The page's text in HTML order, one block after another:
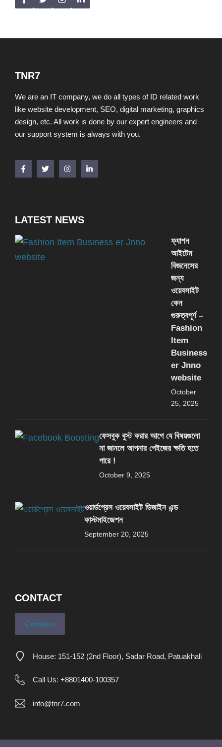
TNR7
We are an IT company, we do all types of ID related work
like website development, SEO, digital marketing, graphics
design, etc. All work is done by our expert engineers and
our support system is always with you.
LATEST NEWS
ফ্যাশন
আইটেম
বিজনেসের
জন্য
ওয়েবসাইট
কেন
গুরুত্বপূর্ণ –
Fashion
Item
Business
er Jnno
website
October
25, 2025
ফেসবুক বুস্ট করার আগে যে বিষয়গুলো
না জানলে আপনার পেইজের ক্ষতি হতে
পারে !
October 9, 2025
ওয়ার্ডপ্রেস ওয়েবসাইট ডিজাইন এন্ড
কাস্টমাইজেশন
September 20, 2025
CONTACT
Contarct
House: 151-152 (2nd Floor), Sadar Road, Patuakhali
Call Us: +8801400-100357
info@tnr7.com